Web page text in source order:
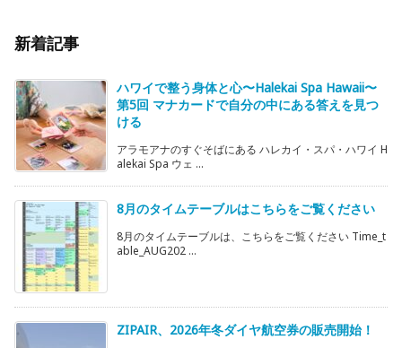
新着記事
ハワイで整う身体と心〜Halekai Spa Hawaii〜
第5回 マナカードで自分の中にある答えを見つ
ける
アラモアナのすぐそばにある ハレカイ・スパ・ハワイ H
alekai Spa ウェ ...
8月のタイムテーブルはこちらをご覧ください
8月のタイムテーブルは、こちらをご覧ください Time_t
able_AUG202 ...
ZIPAIR、2026年冬ダイヤ航空券の販売開始！